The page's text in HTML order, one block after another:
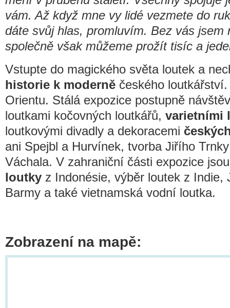
vám. Až když mne vy lidé vezmete do
dáte svůj hlas, promluvím. Bez vás jsem
společně však můžeme prožít tisíc a
Vstupte do magického světa loutek a
historie k moderně českého
Orientu. Stálá expozice postupně
loutkami kočovných loutkářů, varietními
loutkovými divadly a dekoracemi
ani Spejbl a Hurvínek, tvorba Jiřího
Váchala. V zahraniční části expozice
loutky z Indonésie, výběr loutek z Indie,
Barmy a také vietnamská vodní loutka.
Zobrazení na mapě: